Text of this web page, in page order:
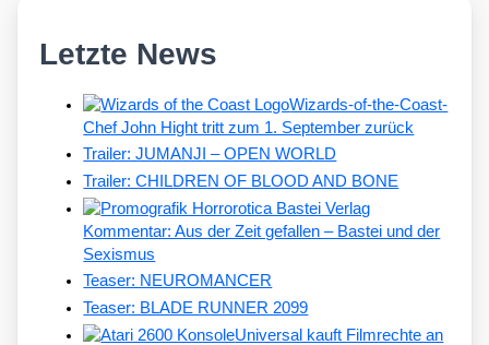
Letzte News
Wizards-of-the-Coast-
Chef John Hight tritt zum 1. September zurück
Trailer: JUMANJI – OPEN WORLD
Trailer: CHILDREN OF BLOOD AND BONE
Kommentar: Aus der Zeit gefallen – Bastei und der
Sexismus
Teaser: NEUROMANCER
Teaser: BLADE RUNNER 2099
Universal kauft Filmrechte an